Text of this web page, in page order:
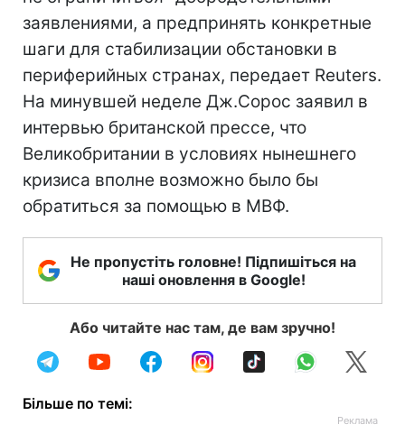
заявлениями, а предпринять конкретные
шаги для стабилизации обстановки в
периферийных странах, передает Reuters.
На минувшей неделе Дж.Сорос заявил в
интервью британской прессе, что
Великобритании в условиях нынешнего
кризиса вполне возможно было бы
обратиться за помощью в МВФ.
Не пропустіть головне! Підпишіться на
наші оновлення в Google!
Або читайте нас там, де вам зручно!
Більше по темі: